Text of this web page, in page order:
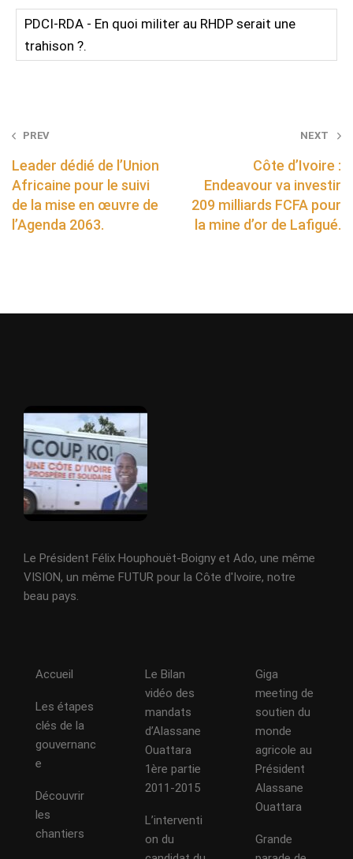
PDCI-RDA - En quoi militer au RHDP serait une
trahison ?.
Post
navigation
PREV
Leader dédié de l’Union
Africaine pour le suivi
de la mise en œuvre de
l’Agenda 2063.
NEXT
Côte d’Ivoire :
Endeavour va investir
209 milliards FCFA pour
la mine d’or de Lafigué.
Le Président Félix Houphouët-Boigny et Ado, une même
VISION, un même FUTUR pour la Côte d'Ivoire, notre
beau pays.
Accueil
Les étapes
clés de la
gouvernanc
e
Découvrir
les
chantiers
Le Bilan
vidéo des
mandats
d’Alassane
Ouattara
1ère partie
2011-2015
L’interventi
on du
Giga
meeting de
soutien du
monde
agricole au
Président
Alassane
Ouattara
Grande